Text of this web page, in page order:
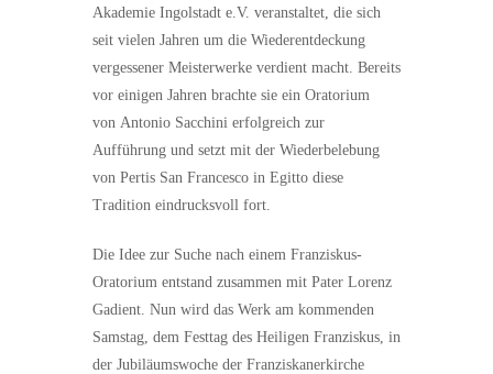
Akademie Ingolstadt e.V. veranstaltet, die sich
seit vielen Jahren um die Wiederentdeckung
vergessener Meisterwerke verdient macht. Bereits
vor einigen Jahren brachte sie ein Oratorium
von Antonio Sacchini erfolgreich zur
Aufführung und setzt mit der Wiederbelebung
von Pertis San Francesco in Egitto diese
Tradition eindrucksvoll fort.
Die Idee zur Suche nach einem Franziskus-
Oratorium entstand zusammen mit Pater Lorenz
Gadient. Nun wird das Werk am kommenden
Samstag, dem Festtag des Heiligen Franziskus, in
der Jubiläumswoche der Franziskanerkirche